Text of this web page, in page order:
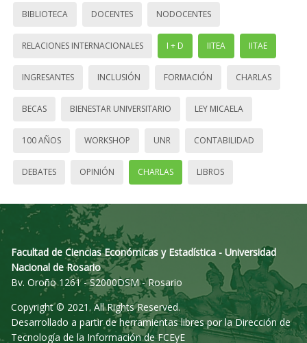
BIBLIOTECA DOCENTES NODOCENTES
RELACIONES INTERNACIONALES I + D IITEA IITAE
INGRESANTES INCLUSIÓN FORMACIÓN CHARLAS
BECAS BIENESTAR UNIVERSITARIO LEY MICAELA
100 AÑOS WORKSHOP UNR CONTABILIDAD
DEBATES OPINIÓN CHARLAS LIBROS
Facultad de Ciencias Económicas y Estadística - Universidad
Nacional de Rosario
Bv. Oroño 1261 - S2000DSM - Rosario
Copyright © 2021. All Rights Reserved.
Desarrollado a partir de herramientas libres por la Dirección de
Tecnología de la Información de FCEyE